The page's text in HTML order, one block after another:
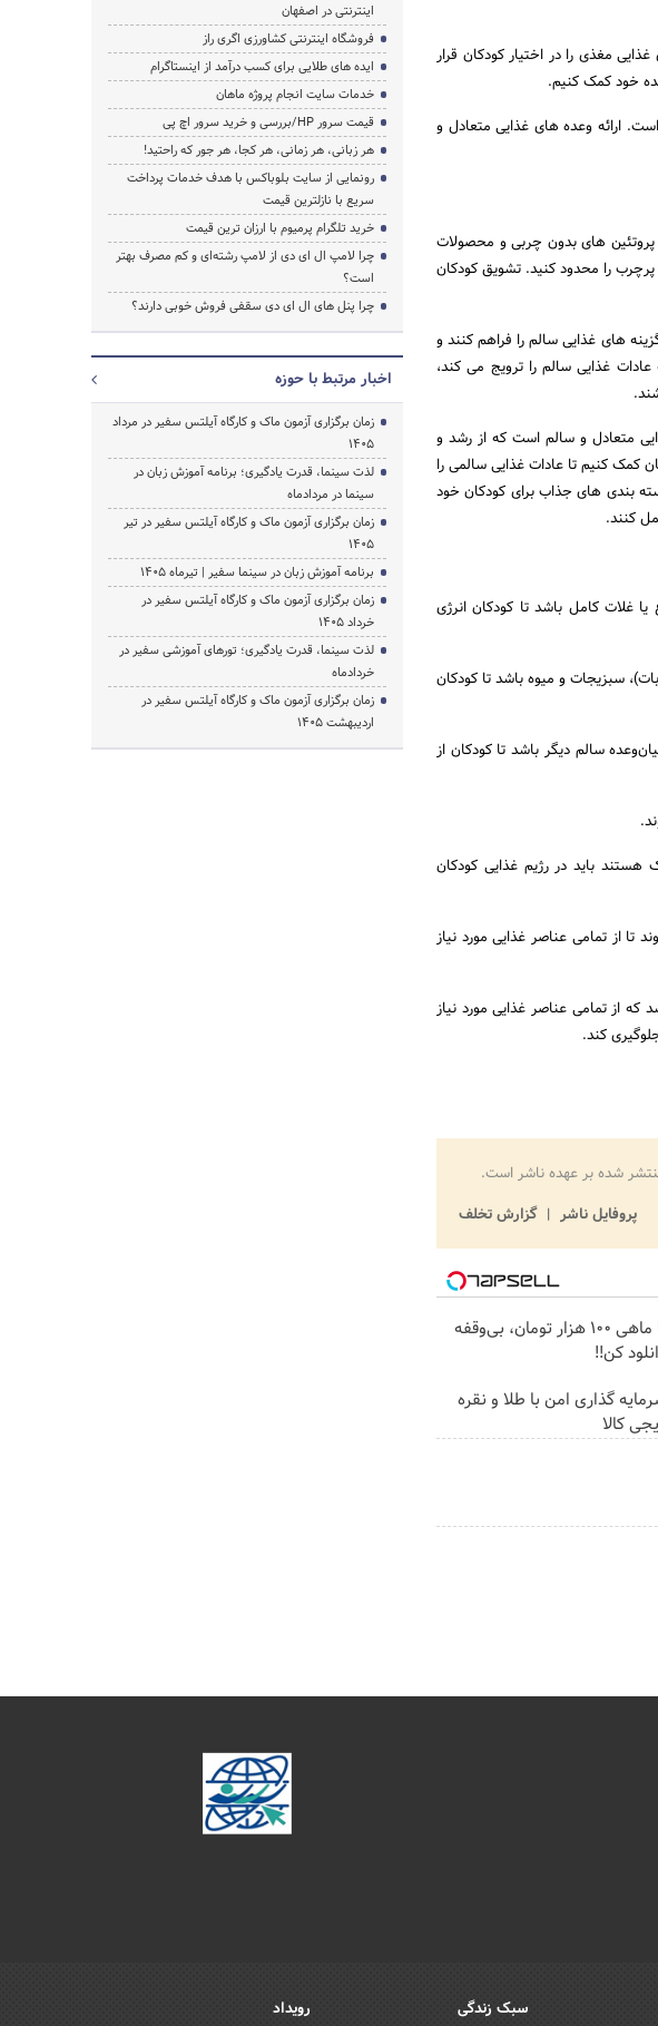
مغذی را در اختیار کودکان قرار
خود کمک کنیم.
ارائه وعده های غذایی متعادل و
پروتئین های بدون چربی و محصولات
را محدود کنید. تشویق کودکان
های غذایی سالم را فراهم کنند و
غذایی سالم را ترویج می کند،
متعادل و سالم است که از رشد و
کمک کنیم تا عادات غذایی سالمی را
بندی های جذاب برای کودکان خود
کنند.
غلات کامل باشد تا کودکان انرژی
سبزیجات و میوه باشد تا کودکان
سالم دیگر باشد تا کودکان از
هستند باید در رژیم غذایی کودکان
تا از تمامی عناصر غذایی مورد نیاز
که از تمامی عناصر غذایی مورد نیاز
کند.
شده بر عهده ناشر است.
پروفایل ناشر
گزارش تخلف
با ماهی 100 هزار تومان، بی‌وقفه
کن!!
گذاری امن با طلا و نقره
کالا
اینترنتی در اصفهان
فروشگاه اینترنتی کشاورزی اگری راز
ایده های طلایی برای کسب درآمد از اینستاگرام
خدمات سایت انجام پروژه ماهان
قیمت سرور HP/بررسی و خرید سرور اچ پی
هر زبانی، هر زمانی، هر کجا، هر جور که راحتید!
رونمایی از سایت بلوباکس با هدف خدمات پرداخت
سریع با نازلترین قیمت
خرید تلگرام پرمیوم با ارزان ترین قیمت
چرا لامپ ال ای دی از لامپ رشته‌ای و کم مصرف بهتر
است؟
چرا پنل های ال ای دی سقفی فروش خوبی دارند؟
اخبار مرتبط با حوزه
زمان برگزاری آزمون ماک و کارگاه آیلتس سفیر در مرداد
1405
لذت سینما، قدرت یادگیری؛ برنامه آموزش زبان در
سینما در مردادماه
زمان برگزاری آزمون ماک و کارگاه آیلتس سفیر در تیر
1405
برنامه آموزش زبان در سینما سفیر | تیرماه ۱۴۰۵
زمان برگزاری آزمون ماک و کارگاه آیلتس سفیر در
خرداد 1405
لذت سینما، قدرت یادگیری؛ تورهای آموزشی سفیر در
خردادماه
زمان برگزاری آزمون ماک و کارگاه آیلتس سفیر در
اردیبهشت 1405
سبک زندگی رویداد